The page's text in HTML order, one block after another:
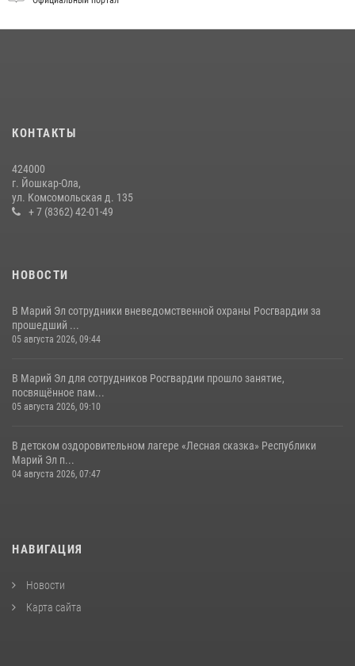
В Йошкар-Оле для сотрудников Росгвардии провели занятие по
04 августа 2026, 06:06
Управление Росгвардии по Республике Марий Эл продолжает
КОНТАКТЫ
424000
г. Йошкар-Ола,
ул. Комсомольская д. 135
+ 7 (8362) 42-01-49
НОВОСТИ
В Марий Эл сотрудники вневедомственной охраны Росгвардии за
прошедший ...
05 августа 2026, 09:44
В Марий Эл для сотрудников Росгвардии прошло занятие,
посвящённое пам...
05 августа 2026, 09:10
В детском оздоровительном лагере «Лесная сказка» Республики
Марий Эл п...
04 августа 2026, 07:47
НАВИГАЦИЯ
Новости
Карта сайта